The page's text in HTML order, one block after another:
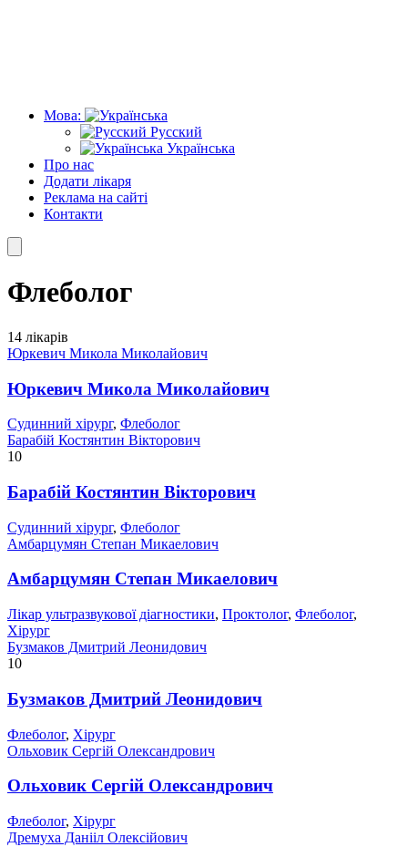
Мова:
Русский
Українська
Про нас
Додати лікаря
Реклама на сайті
Контакти
Флеболог
14 лікарів
Юркевич Микола Миколайович
Юркевич Микола Миколайович
Судинний хірург, Флеболог
Барабій Костянтин Вікторович
10
Барабій Костянтин Вікторович
Судинний хірург, Флеболог
Амбарцумян Степан Микаелович
Амбарцумян Степан Микаелович
Лікар ультразвукової діагностики, Проктолог, Флеболог,
Хірург
Бузмаков Дмитрий Леонидович
10
Бузмаков Дмитрий Леонидович
Флеболог, Хірург
Ольховик Сергій Олександрович
Ольховик Сергій Олександрович
Флеболог, Хірург
Дремуха Данііл Олексійович